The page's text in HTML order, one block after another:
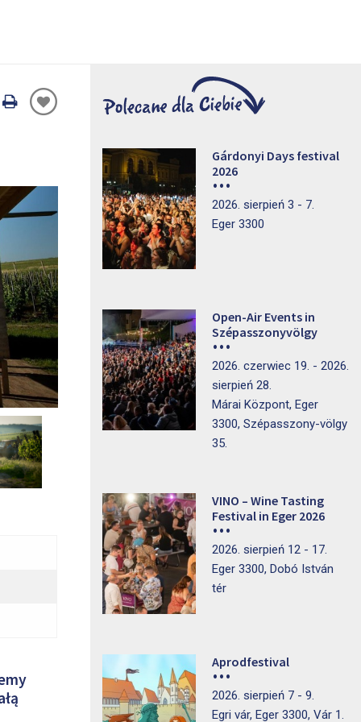
Oldal
Gárdonyi Days festival
2026
2026. sierpień 3 - 7.
Eger 3300
Open-Air Events in
Szépasszonyvölgy
2026. czerwiec 19. - 2026.
sierpień 28.
Márai Központ, Eger
3300, Szépasszony-völgy
35.
VINO – Wine Tasting
Festival in Eger 2026
2026. sierpień 12 - 17.
Eger 3300, Dobó István
tér
Aprodfestival
2026. sierpień 7 - 9.
Egri vár, Eger 3300, Vár 1.